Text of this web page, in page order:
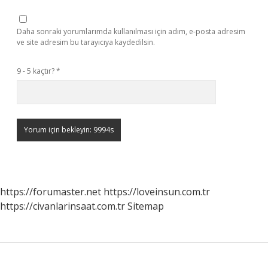
Daha sonraki yorumlarımda kullanılması için adım, e-posta adresim
ve site adresim bu tarayıcıya kaydedilsin.
9 - 5 kaçtır?*
https://forumaster.net https://loveinsun.com.tr
https://civanlarinsaat.com.trSitemap